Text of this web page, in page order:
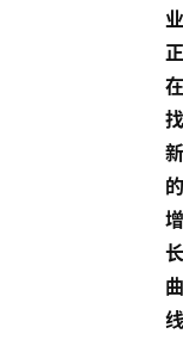
业
正
在
找
新
的
增
长
曲
线